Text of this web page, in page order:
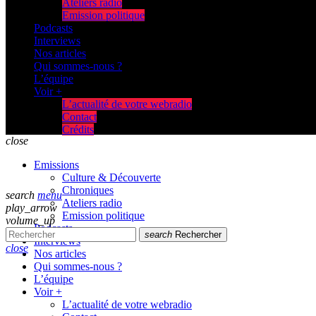
Emission politique
Podcasts
Interviews
Nos articles
Qui sommes-nous ?
L’équipe
Voir +
L’actualité de votre webradio
Contact
Crédits
search menu
play_arrow
volume_up
search Rechercher
close
close
Emissions
Culture & Découverte
Chroniques
Ateliers radio
Emission politique
Podcasts
Interviews
Nos articles
Qui sommes-nous ?
L’équipe
Voir +
L’actualité de votre webradio